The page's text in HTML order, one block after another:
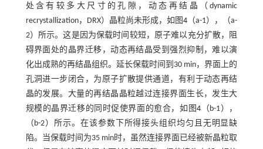
处含有较多大尺寸的孔隙，动态再结晶（dynamic
recrystallization，DRX）晶粒尚未形成，如图4 （a-1），（a-
2）所示。这是因为保载时间较短，原子难以充分扩散，阻
碍界面处的晶界迁移，动态再结晶受到强烈抑制，难以演
化出成熟的再结晶组织。延长保载时间到30 min，界面上的
孔洞进一步闭合，为原子扩散提供通道，有利于动态再结
晶的发展。大量的再结晶晶粒越过连接界面生长，发生大
规模的晶界迁移的同时促使界面的愈合，如图4 （b-1），
（b-2）所示。在该参数下所得接头组织均匀且无明显缺
陷。当保载时间为35 min时，虽然连接界面已经被新晶粒取